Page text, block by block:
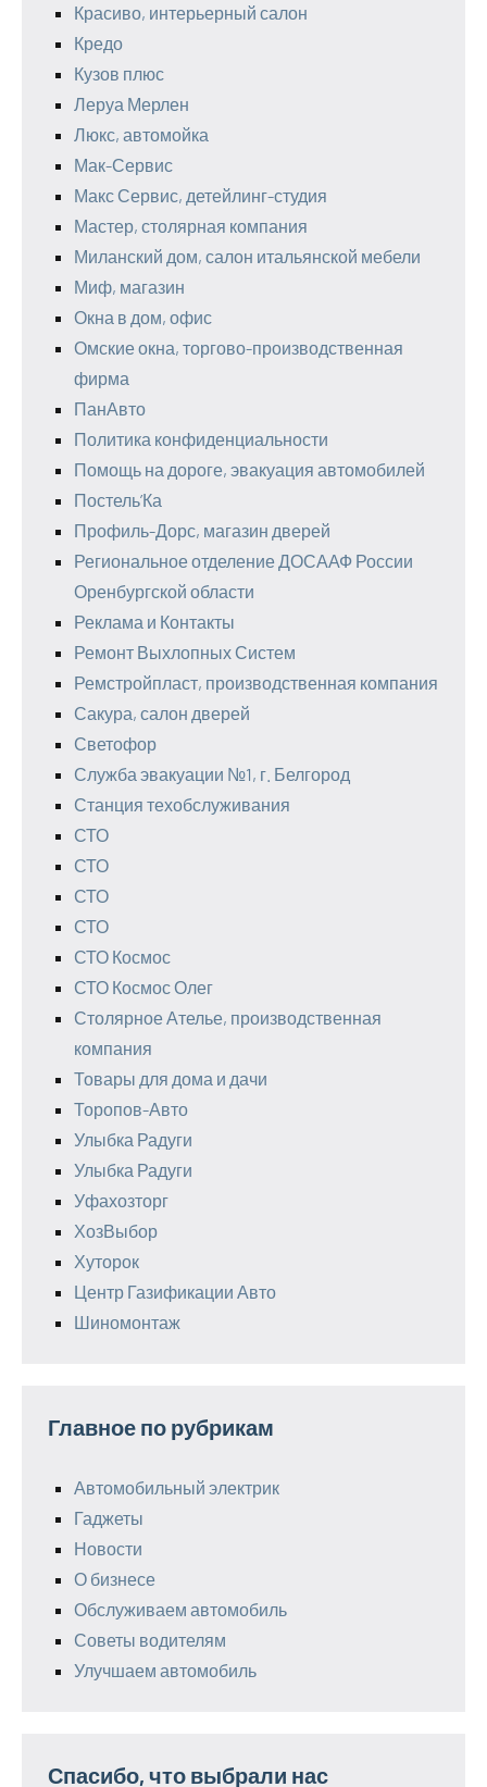
Красиво, интерьерный салон
Кредо
Кузов плюс
Леруа Мерлен
Люкс, автомойка
Мак-Сервис
Макс Сервис, детейлинг-студия
Мастер, столярная компания
Миланский дом, салон итальянской мебели
Миф, магазин
Окна в дом, офис
Омские окна, торгово-производственная
фирма
ПанАвто
Политика конфиденциальности
Помощь на дороге, эвакуация автомобилей
Постель’Ка
Профиль-Дорс, магазин дверей
Региональное отделение ДОСААФ России
Оренбургской области
Реклама и Контакты
Ремонт Выхлопных Систем
Ремстройпласт, производственная компания
Сакура, салон дверей
Светофор
Служба эвакуации №1, г. Белгород
Станция техобслуживания
СТО
СТО
СТО
СТО
СТО Космос
СТО Космос Олег
Столярное Ателье, производственная
компания
Товары для дома и дачи
Торопов-Авто
Улыбка Радуги
Улыбка Радуги
Уфахозторг
ХозВыбор
Хуторок
Центр Газификации Авто
Шиномонтаж
Главное по рубрикам
Автомобильный электрик
Гаджеты
Новости
О бизнесе
Обслуживаем автомобиль
Советы водителям
Улучшаем автомобиль
Спасибо, что выбрали нас